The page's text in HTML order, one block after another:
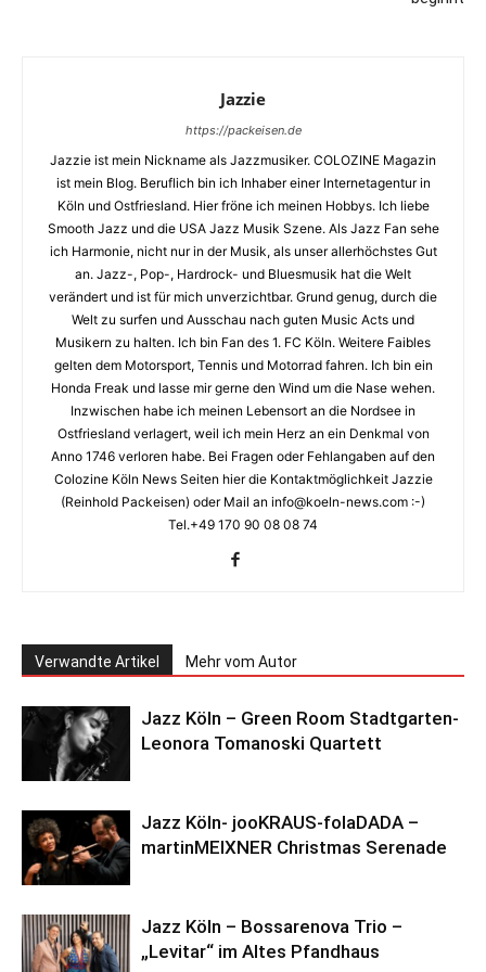
Jazzie
https://packeisen.de
Jazzie ist mein Nickname als Jazzmusiker. COLOZINE Magazin
ist mein Blog. Beruflich bin ich Inhaber einer Internetagentur in
Köln und Ostfriesland. Hier fröne ich meinen Hobbys. Ich liebe
Smooth Jazz und die USA Jazz Musik Szene. Als Jazz Fan sehe
ich Harmonie, nicht nur in der Musik, als unser allerhöchstes Gut
an. Jazz-, Pop-, Hardrock- und Bluesmusik hat die Welt
verändert und ist für mich unverzichtbar. Grund genug, durch die
Welt zu surfen und Ausschau nach guten Music Acts und
Musikern zu halten. Ich bin Fan des 1. FC Köln. Weitere Faibles
gelten dem Motorsport, Tennis und Motorrad fahren. Ich bin ein
Honda Freak und lasse mir gerne den Wind um die Nase wehen.
Inzwischen habe ich meinen Lebensort an die Nordsee in
Ostfriesland verlagert, weil ich mein Herz an ein Denkmal von
Anno 1746 verloren habe. Bei Fragen oder Fehlangaben auf den
Colozine Köln News Seiten hier die Kontaktmöglichkeit Jazzie
(Reinhold Packeisen) oder Mail an info@koeln-news.com :-)
Tel.+49 170 90 08 08 74
Verwandte Artikel Mehr vom Autor
Jazz Köln – Green Room Stadtgarten-
Leonora Tomanoski Quartett
Jazz Köln- jooKRAUS-folaDADA –
martinMEIXNER Christmas Serenade
Jazz Köln – Bossarenova Trio –
„Levitar“ im Altes Pfandhaus